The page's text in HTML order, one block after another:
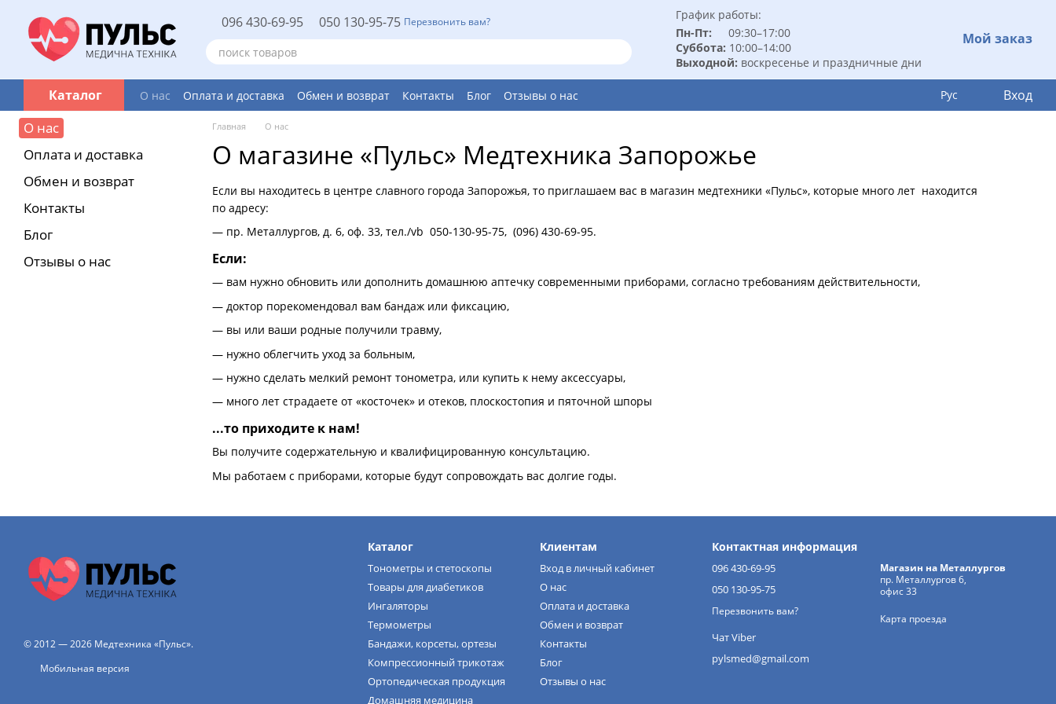
096 430-69-95 050 130-95-75 Перезвонить вам?
График работы:
Пн-Пт:
09:30–17:00
Суббота: 10:00–14:00
Выходной: воскресенье и праздничные дни
Мой заказ
Каталог О нас Оплата и доставка Обмен и возврат Контакты Блог Отзывы о нас Рус Вход
Главная О нас
О магазине «Пульс» Медтехника Запорожье
Если вы находитесь в центре славного города Запорожья, то приглашаем вас в магазин медтехники «Пульс», которые много лет находится
по адресу:
— пр. Металлургов, д. 6, оф. 33, тел./vb 050-130-95-75, (096) 430-69-95.
Если:
— вам нужно обновить или дополнить домашнюю аптечку современными приборами, согласно требованиям действительности,
— доктор порекомендовал вам бандаж или фиксацию,
— вы или ваши родные получили травму,
— нужно облегчить уход за больным,
— нужно сделать мелкий ремонт тонометра, или купить к нему аксессуары,
— много лет страдаете от «косточек» и отеков, плоскостопия и пяточной шпоры
...то приходите к нам!
Вы получите содержательную и квалифицированную консультацию.
Мы работаем с приборами, которые будут сопровождать вас долгие годы.
О нас
Оплата и доставка
Обмен и возврат
Контакты
Блог
Отзывы о нас
© 2012 — 2026 Медтехника «Пульс».
Мобильная версия
Каталог
Тонометры и стетоскопы
Товары для диабетиков
Ингаляторы
Термометры
Бандажи, корсеты, ортезы
Компрессионный трикотаж
Ортопедическая продукция
Домашняя медицина
Клиентам
Вход в личный кабинет
О нас
Оплата и доставка
Обмен и возврат
Контакты
Блог
Отзывы о нас
Контактная информация
096 430-69-95
050 130-95-75
Перезвонить вам?
Чат Viber
pylsmed@gmail.com
Магазин на Металлургов
пр. Металлургов 6,
офис 33
Карта проезда